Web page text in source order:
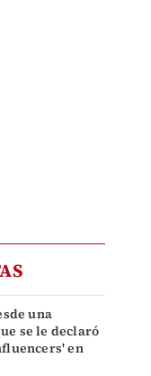
una
se le declaró
en